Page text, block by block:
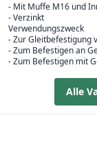
- Mit Muffe M16 und
- Verzinkt
Verwendungszweck
- Zur Gleitbefestigung
- Zum Befestigen an
- Zum Befestigen mit
Alle